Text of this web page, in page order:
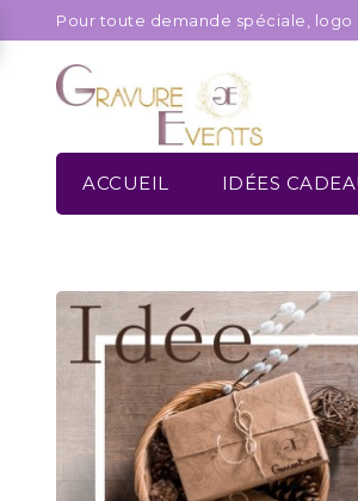
Pour toute demande spéciale,
ACCUEIL IDÉES